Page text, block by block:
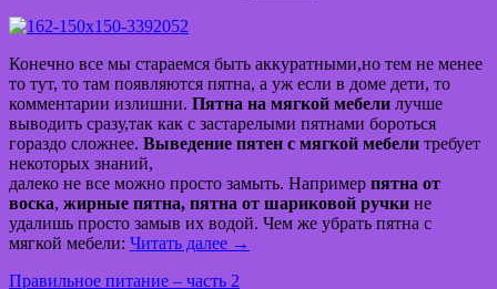
Конечно все мы стараемся быть аккуратными,но тем не менее
то тут, то там появляются пятна, а уж если в доме дети, то
комментарии излишни. Пятна на мягкой мебели лучше
выводить сразу,так как с застарелыми пятнами бороться
гораздо сложнее. Выведение пятен с мягкой мебели требует
некоторых знаний,
далеко не все можно просто замыть. Например пятна от
воска, жирные пятна, пятна от шариковой ручки не
удалишь просто замыв их водой. Чем же убрать пятна с
мягкой мебели: Читать далее →
Правильное питание – часть 2